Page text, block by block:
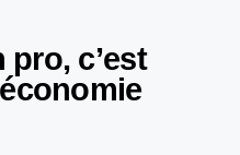
c’est